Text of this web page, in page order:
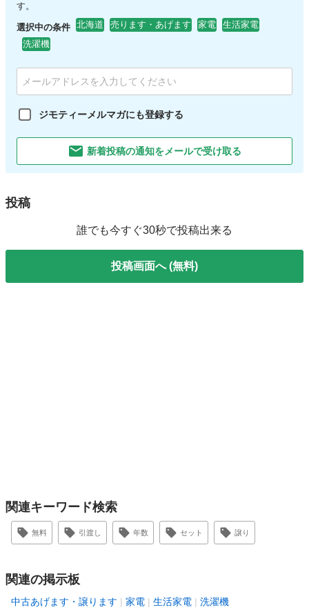
す。
選択中の条件 北海道 売ります・あげます 家電
生活家電
洗濯機
ジモティーメルマガにも登録する
新着投稿の通知をメールで受け取る
投稿
誰でも今すぐ30秒で投稿出来る
投稿画面へ (無料)
関連キーワード検索
無料 引渡し 年数 セット 譲り
関連の掲示板
中古あげます・譲ります 家電 生活家電 洗濯機